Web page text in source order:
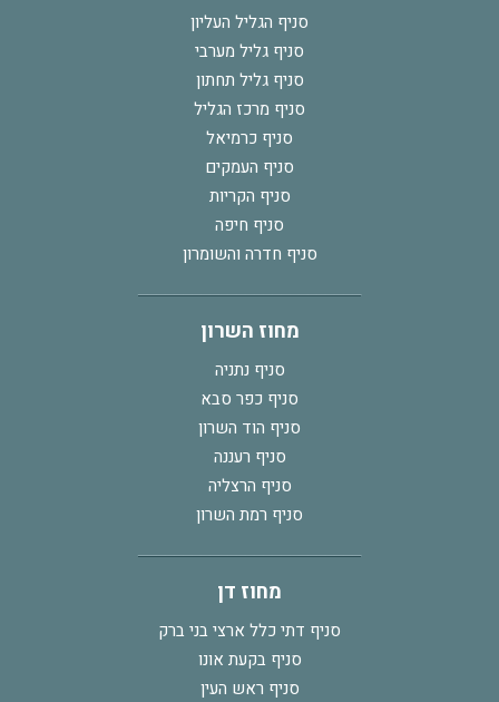
סניף הגליל העליון
סניף גליל מערבי
סניף גליל תחתון
סניף מרכז הגליל
סניף כרמיאל
סניף העמקים
סניף הקריות
סניף חיפה
סניף חדרה והשומרון
מחוז השרון
סניף נתניה
סניף כפר סבא
סניף הוד השרון
סניף רעננה
סניף הרצליה
סניף רמת השרון
מחוז דן
סניף דתי כלל ארצי בני ברק
סניף בקעת אונו
סניף ראש העין